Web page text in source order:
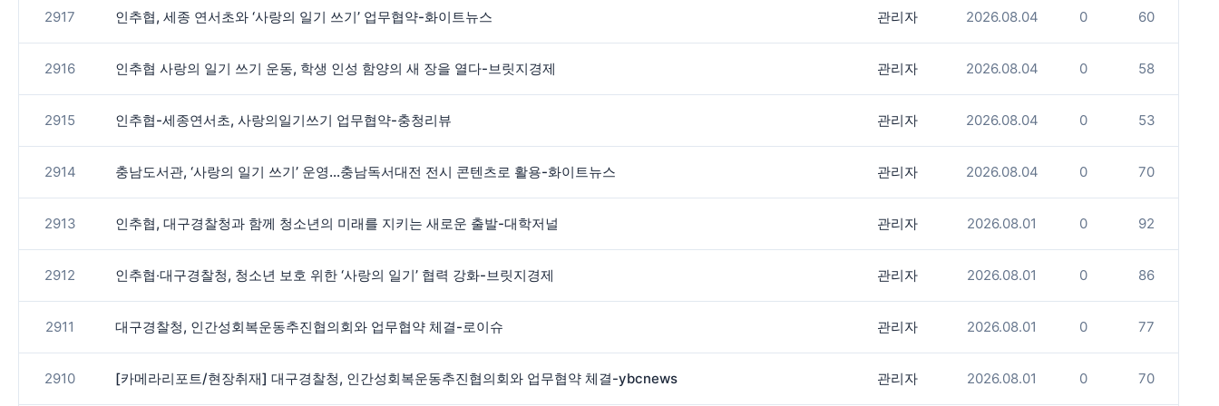
2917 인추협, 세종 연서초와 ‘사랑의 일기 쓰기’ 업무협약-화이트뉴스 관리자 2026.08.04 0 60
2916 인추협 사랑의 일기 쓰기 운동, 학생 인성 함양의 새 장을 열다-브릿지경제 관리자 2026.08.04 0 58
2915 인추협-세종연서초, 사랑의일기쓰기 업무협약-충청리뷰 관리자 2026.08.04 0 53
2914 충남도서관, ‘사랑의 일기 쓰기’ 운영…충남독서대전 전시 콘텐츠로 활용-화이트뉴스 관리자 2026.08.04 0 70
2913 인추협, 대구경찰청과 함께 청소년의 미래를 지키는 새로운 출발-대학저널 관리자 2026.08.01 0 92
2912 인추협‧대구경찰청, 청소년 보호 위한 ‘사랑의 일기’ 협력 강화-브릿지경제 관리자 2026.08.01 0 86
2911 대구경찰청, 인간성회복운동추진협의회와 업무협약 체결-로이슈 관리자 2026.08.01 0 77
2910 [카메라리포트/현장취재] 대구경찰청, 인간성회복운동추진협의회와 업무협약 체결-ybcnews 관리자 2026.08.01 0 70